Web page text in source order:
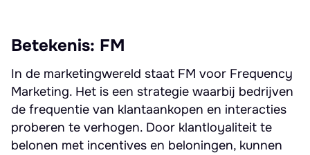
Betekenis: FM
In de marketingwereld staat FM voor Frequency
Marketing. Het is een strategie waarbij bedrijven
de frequentie van klantaankopen en interacties
proberen te verhogen. Door klantloyaliteit te
belonen met incentives en beloningen, kunnen